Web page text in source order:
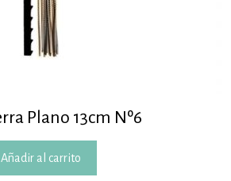
Plano 13cm Nº6
Añadir al carrito